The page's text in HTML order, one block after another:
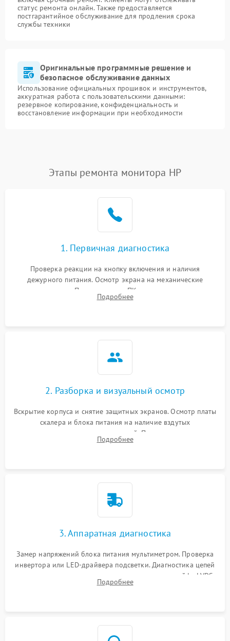
статус ремонта онлайн. Также предоставляется
постгарантийное обслуживание для продления срока
службы техники
Оригинальные программные решение и
безопасное обслуживание данных
Использование официальных прошивок и инструментов,
аккуратная работа с пользовательскими данными:
резервное копирование, конфиденциальность и
восстановление информации при необходимости
Этапы ремонта монитора HP
1. Первичная диагностика
Проверка реакции на кнопку включения и наличия
дежурного питания. Осмотр экрана на механические
повреждения. Подключение к ПК для оценки вывода
изображения, работы подсветки и выявления артефактов на
Подробнее
2. Разборка и визуальный осмотр
Вскрытие корпуса и снятие защитных экранов. Осмотр платы
скалера и блока питания на наличие вздутых
конденсаторов, прогаров, окислений. Проверка надежности
контактов и целостности шлейфов матрицы.
Подробнее
3. Аппаратная диагностика
Замер напряжений блока питания мультиметром. Проверка
инвертора или LED-драйвера подсветки. Диагностика цепей
питания скалера и тестирование сигналов на шлейфе LVDS
Подробнее